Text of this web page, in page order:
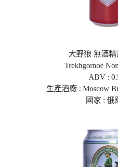
大野狼 無酒
Trekhgornoe
ABV :
生產酒廠 : Moscow
國家 : 俄